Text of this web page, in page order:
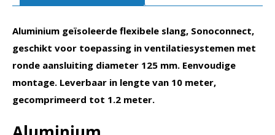
Aluminium geïsoleerde flexibele slang, Sonoconnect,
geschikt voor toepassing in ventilatiesystemen met
ronde aansluiting diameter 125 mm. Eenvoudige
montage. Leverbaar in lengte van 10 meter,
gecomprimeerd tot 1.2 meter.